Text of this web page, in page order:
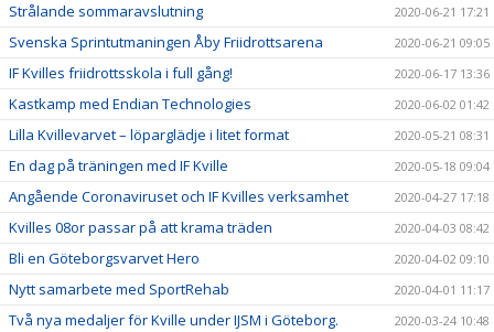
Strålande sommaravslutning 2020-06-21 17:21
Svenska Sprintutmaningen Åby Friidrottsarena 2020-06-21 09:05
IF Kvilles friidrottsskola i full gång! 2020-06-17 13:36
Kastkamp med Endian Technologies 2020-06-02 01:42
Lilla Kvillevarvet – löparglädje i litet format 2020-05-21 08:31
En dag på träningen med IF Kville 2020-05-18 09:04
Angående Coronaviruset och IF Kvilles verksamhet 2020-04-27 17:18
Kvilles 08or passar på att krama träden 2020-04-03 08:42
Bli en Göteborgsvarvet Hero 2020-04-02 09:10
Nytt samarbete med SportRehab 2020-04-01 11:17
Två nya medaljer för Kville under IJSM i Göteborg. 2020-03-24 10:48